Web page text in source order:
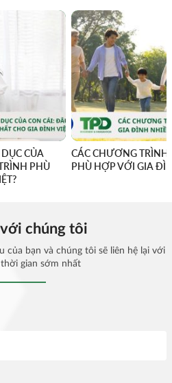
CỦA
PHÙ
CÁC CHƯƠNG
PHÙ HỢP VỚI GIA
với chúng tôi
của bạn và chúng tôi sẽ liên hệ lại với
gian sớm nhất